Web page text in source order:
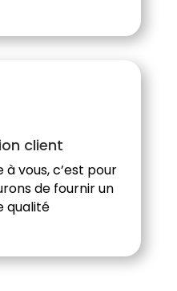
client
à vous, c’est pour
de fournir un
qualité